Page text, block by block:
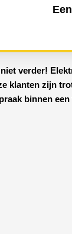
verder!
klanten zijn
binnen